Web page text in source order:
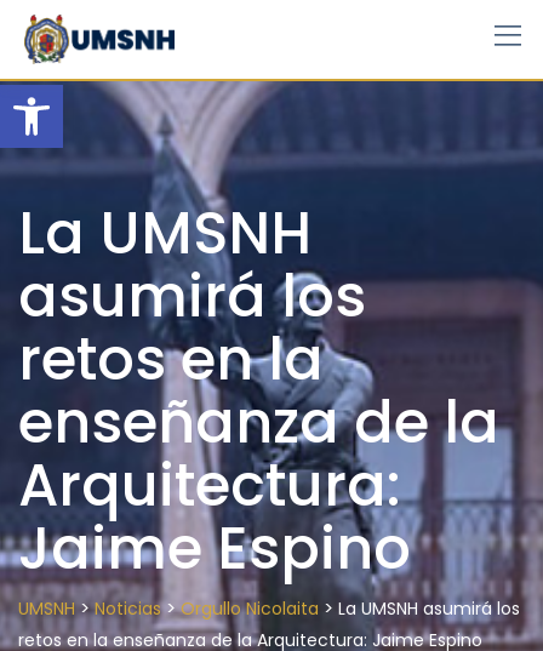
Open toolbar
Skip
content
La UMSNH
asumirá los
retos en la
enseñanza de la
Arquitectura:
Jaime Espino
UMSNH>Noticias>Orgullo Nicolaita > La UMSNH asumirá los
retos en la enseñanza de la Arquitectura: Jaime Espino